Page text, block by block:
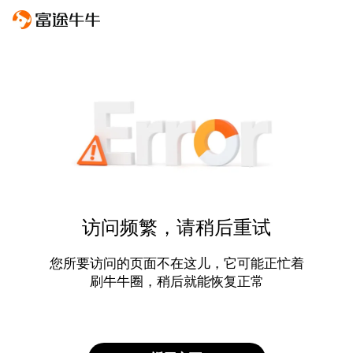
访问频繁，请稍后重试
您所要访问的页面不在这儿，它可能正忙着
刷牛牛圈，稍后就能恢复正常